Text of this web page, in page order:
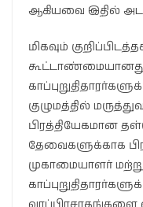
ஆகியவை இதில்
மிகவும்
கூட்டாண்மையானது
குழுமத்தில்
பிரத்தியேகமான
தேவைகளுக்காக
முகாமையாளர்